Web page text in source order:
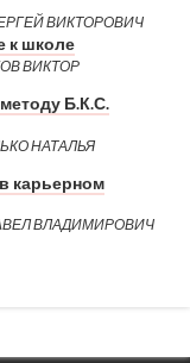
ВИКТОРОВИЧ
к школе
ВИКТОР
Б.К.С.
НАТАЛЬЯ
карьерном
ВЛАДИМИРОВИЧ